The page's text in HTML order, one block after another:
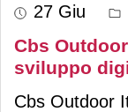
27 Giu
Cbs
sviluppo
Cbs Outdoor